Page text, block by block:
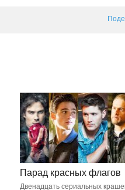
Парад красных флагов
Двенадцать сериальных